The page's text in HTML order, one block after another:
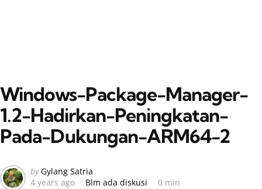
Windows-Package-Manager-
1.2-Hadirkan-Peningkatan-
Pada-Dukungan-ARM64-2
Posted
by
by Gylang Satria
4 years ago
Blm ada diskusi 0 min